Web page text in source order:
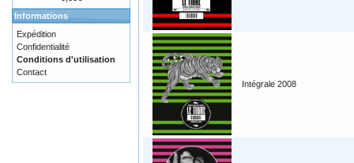
Intégrale 2008
Informations
Expédition
Confidentialité
Conditions d'utilisation
Contact